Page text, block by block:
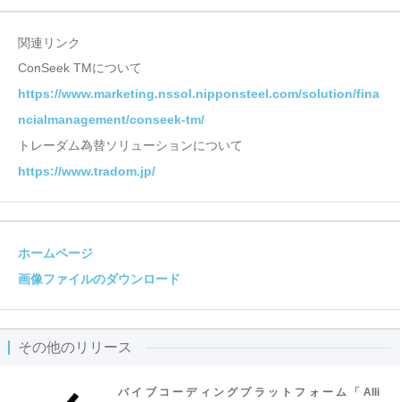
関連リンク
ConSeek TMについて
https://www.marketing.nssol.nipponsteel.com/solution/fina
ncialmanagement/conseek-tm/
トレーダム為替ソリューションについて
https://www.tradom.jp/
ホームページ
画像ファイルのダウンロード
その他のリリース
バイブコーディングプラットフォーム「Alli